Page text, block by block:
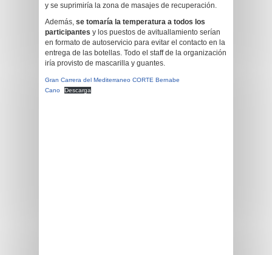
y se suprimiría la zona de masajes de recuperación.
Además, se tomaría la temperatura a todos los
participantes y los puestos de avituallamiento serían
en formato de autoservicio para evitar el contacto en la
entrega de las botellas. Todo el staff de la organización
iría provisto de mascarilla y guantes.
Gran Carrera del Mediterraneo CORTE Bernabe
Cano
Descarga